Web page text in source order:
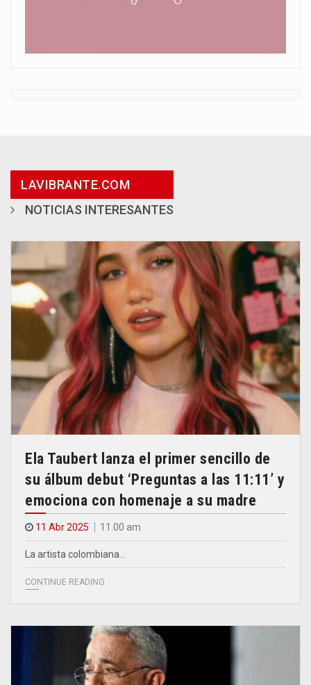
LAVIBRANTE.COM
NOTICIAS INTERESANTES
Ela Taubert lanza el primer sencillo de
su álbum debut ‘Preguntas a las 11:11’ y
emociona con homenaje a su madre
11 Abr 2025 11.00 am
La artista colombiana…
CONTINUE READING